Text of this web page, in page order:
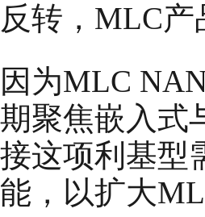
反转，MLC
因为MLC
期聚焦嵌入式
接这项利基型
能，以扩大